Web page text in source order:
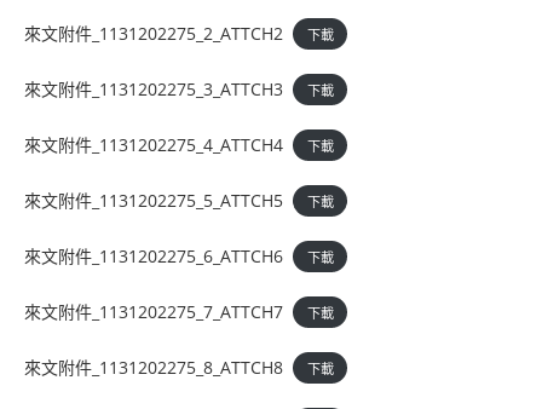
來文附件_1131202275_2_ATTCH2 下載
來文附件_1131202275_3_ATTCH3 下載
來文附件_1131202275_4_ATTCH4 下載
來文附件_1131202275_5_ATTCH5 下載
來文附件_1131202275_6_ATTCH6 下載
來文附件_1131202275_7_ATTCH7 下載
來文附件_1131202275_8_ATTCH8 下載